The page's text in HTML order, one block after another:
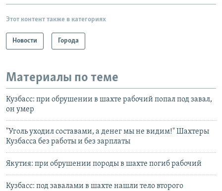
Этот контент также в категориях
Новости Города
Материалы по теме
Кузбасс: при обрушении в шахте рабочий попал под завал,
он умер
"Уголь уходил составами, а денег мы не видим!" Шахтеры
Кузбасса без работы и без зарплаты
Якутия: при обрушении породы в шахте погиб рабочий
Кузбасс: под завалами в шахте нашли тело второго